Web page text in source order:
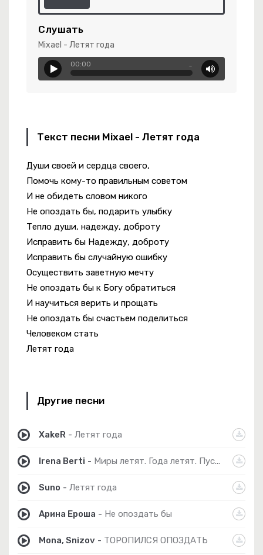
Слушать
Mixael - Летят года
00:00 …
Текст песни Mixael - Летят года
Души своей и сердца своего,
Помочь кому-то правильным советом
И не обидеть словом никого
Не опоздать бы, подарить улыбку
Тепло души, надежду, доброту
Исправить бы Надежду, доброту
Исправить бы случайную ошибку
Осуществить заветную мечту
Не опоздать бы к Богу обратиться
И научиться верить и прощать
Не опоздать бы счастьем поделиться
Человеком стать
Летят года
Другие песни
XakeR - Летят года
Irena Berti - Миры летят. Года летят. Пустая
Suno - Летят года
Арина Ероша - Не опоздать бы
Mona, Snizov - ТОРОПИЛСЯ ОПОЗДАТЬ
Все Мои Пароли